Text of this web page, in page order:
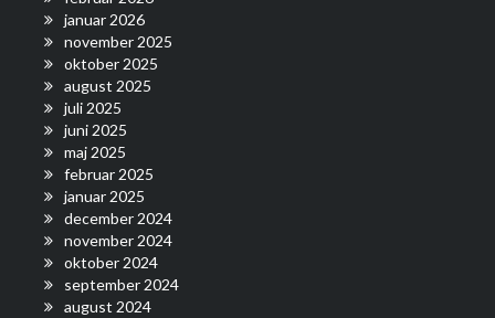
januar 2026
november 2025
oktober 2025
august 2025
juli 2025
juni 2025
maj 2025
februar 2025
januar 2025
december 2024
november 2024
oktober 2024
september 2024
august 2024